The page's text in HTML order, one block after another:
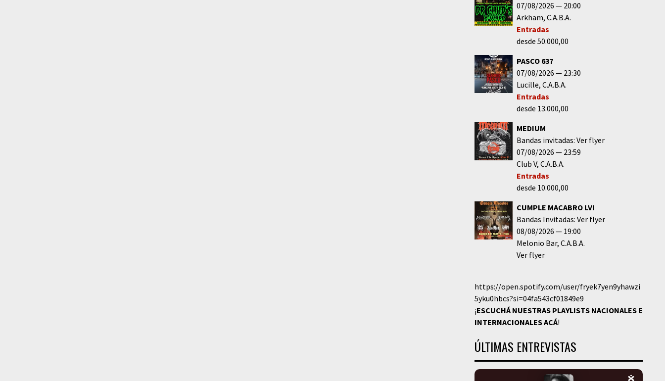
07/08/2026
20:00
Arkham C.A.B.A.
Entradas
desde 50.000,00
PASCO 637
07/08/2026
23:30
Lucille C.A.B.A.
Entradas
desde 13.000,00
MEDIUM
Bandas invitadas: Ver flyer
07/08/2026
23:59
Club V C.A.B.A.
Entradas
desde 10.000,00
CUMPLE MACABRO LVI
Bandas Invitadas: Ver flyer
08/08/2026
19:00
Melonio Bar C.A.B.A.
Ver flyer
https://open.spotify.com/user/fryek7yen9yhawzi
5yku0hbcs?si=04fa543cf01849e9
¡ESCUCHÁ NUESTRAS PLAYLISTS NACIONALES E
INTERNACIONALESACÁ!
ÚLTIMAS ENTREVISTAS